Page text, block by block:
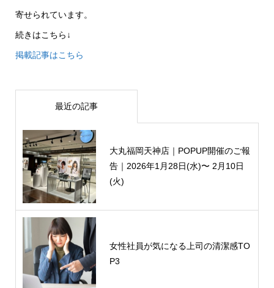
寄せられています。
続きはこちら↓
掲載記事はこちら
最近の記事
大丸福岡天神店｜POPUP開催のご報
告｜2026年1月28日(水)〜 2月10日
(火)
女性社員が気になる上司の清潔感TO
P3